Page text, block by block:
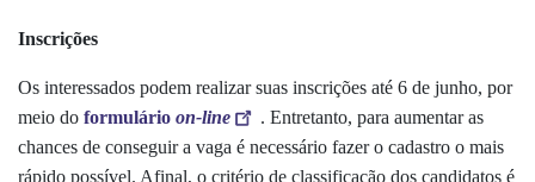
Inscrições
Os interessados podem realizar suas inscrições até 6 de junho, por
meio do formulário on-line
. Entretanto, para aumentar as
chances de conseguir a vaga é necessário fazer o cadastro o mais
rápido possível. Afinal, o critério de classificação dos candidatos é